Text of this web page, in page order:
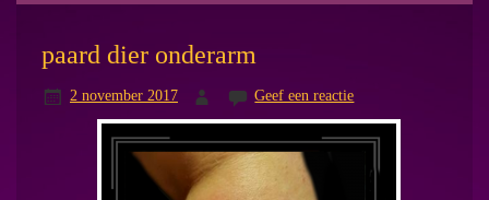
paard dier onderarm
2 november 2017 Geef een reactie